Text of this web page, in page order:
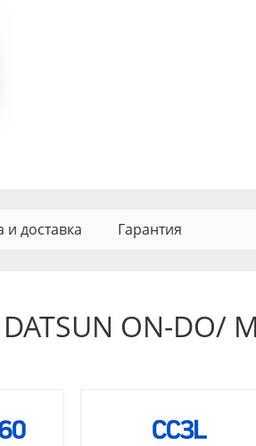
и доставка Гарантия
ON-DO/